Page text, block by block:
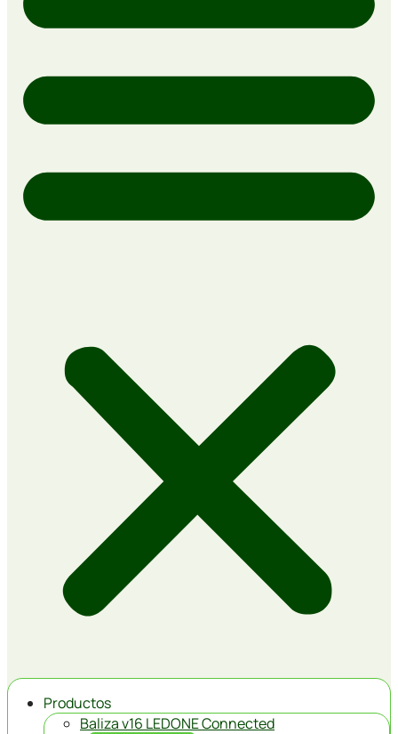
Productos
Baliza v16 LEDONE Connected